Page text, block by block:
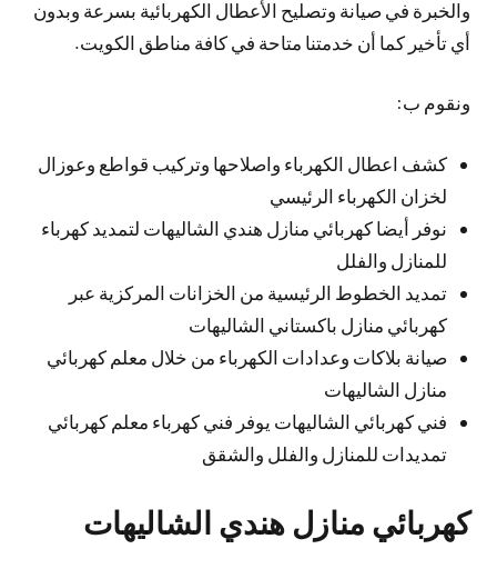
والخبرة في صيانة وتصليح الأعطال الكهربائية بسرعة وبدون
أي تأخير كما أن خدمتنا متاحة في كافة مناطق الكويت.
ونقوم ب:
كشف اعطال الكهرباء واصلاحها وتركيب قواطع وعوزال
لخزان الكهرباء الرئيسي
نوفر أيضا كهربائي منازل هندي الشاليهات لتمديد كهرباء
للمنازل والفلل
تمديد الخطوط الرئيسية من الخزانات المركزية عبر
كهربائي منازل باكستاني الشاليهات
صيانة بلاكات وعدادات الكهرباء من خلال معلم كهربائي
منازل الشاليهات
فني كهربائي الشاليهات يوفر فني كهرباء معلم كهربائي
تمديدات للمنازل والفلل والشقق
كهربائي منازل هندي الشاليهات